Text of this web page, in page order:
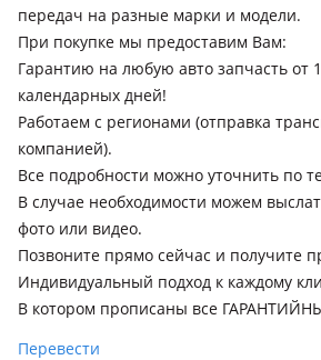
передач на разные марки и модели.
При покупке мы предоставим Вам:
Гарантию на любую авто запчасть от
календарных дней!
Работаем с регионами (отправка
компанией).
Все подробности можно уточнить по
В случае необходимости можем
фото или видео.
Позвоните прямо сейчас и получите
Индивидуальный подход к каждому
В котором прописаны все
Перевести